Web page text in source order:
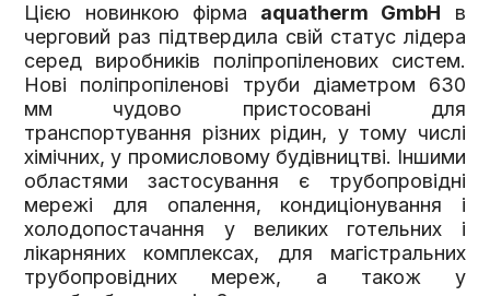
Цією новинкою фірма aquatherm GmbH в
черговий раз підтвердила свій статус лідера
серед виробників поліпропіленових систем.
Нові поліпропіленові труби діаметром 630
мм чудово пристосовані для
транспортування різних рідин, у тому числі
хімічних, у промисловому будівництві. Іншими
областями застосування є трубопровідні
мережі для опалення, кондиціонування і
холодопостачання у великих готельних і
лікарняних комплексах, для магістральних
трубопровідних мереж, а також у